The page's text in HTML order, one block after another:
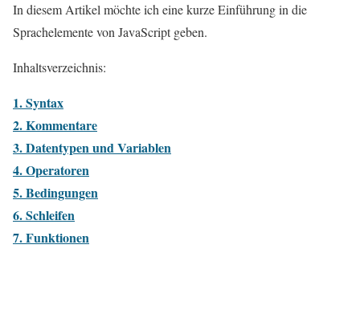
In diesem Artikel möchte ich eine kurze Einführung in die
Sprachelemente von JavaScript geben.
Inhaltsverzeichnis:
1. Syntax
2. Kommentare
3. Datentypen und Variablen
4. Operatoren
5. Bedingungen
6. Schleifen
7. Funktionen